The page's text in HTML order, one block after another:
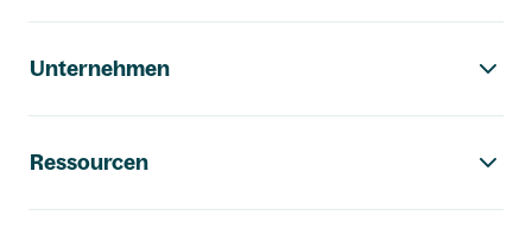
Unternehmen
Ressourcen